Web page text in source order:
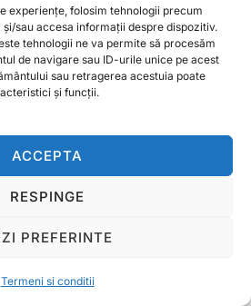
experiențe, folosim tehnologii precum
sau accesa informații despre dispozitiv.
tehnologii ne va permite să procesăm
de navigare sau ID-urile unice pe acest
sau retragerea acestuia poate
și funcții.
ACCEPTA
RESPINGE
PREFERINTE
Termeni si conditii
lei.
leiPrețul
curent
este:
7.000,00 lei.
Ralcom Utilaje Agricole